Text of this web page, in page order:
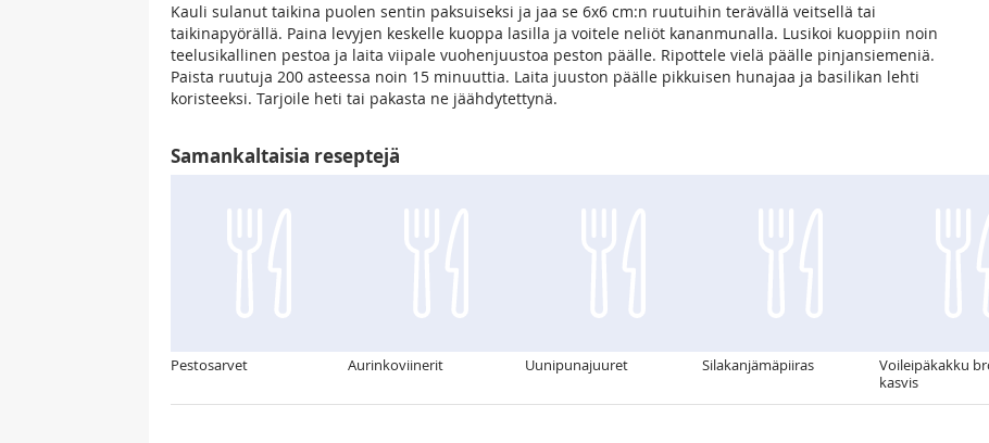
Kauli sulanut taikina puolen sentin paksuiseksi ja jaa se 6x6 cm:n ruutuihin terävällä veitsellä tai
taikinapyörällä. Paina levyjen keskelle kuoppa lasilla ja voitele neliöt kananmunalla. Lusikoi kuoppiin noin
teelusikallinen pestoa ja laita viipale vuohenjuustoa peston päälle. Ripottele vielä päälle pinjansiemeniä.
Paista ruutuja 200 asteessa noin 15 minuuttia. Laita juuston päälle pikkuisen hunajaa ja basilikan lehti
koristeeksi. Tarjoile heti tai pakasta ne jäähdytettynä.
Samankaltaisia reseptejä
Pestosarvet Aurinkoviinerit Uunipunajuuret Silakanjämäpiiras
Voileipäkakku
kasvis